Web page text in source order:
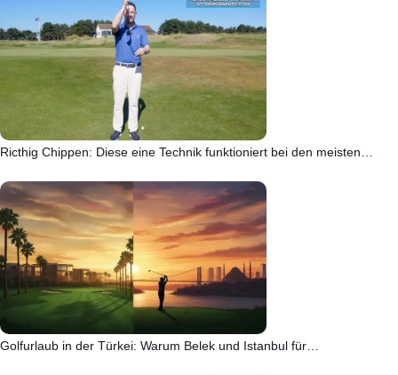
Ricthig Chippen: Diese eine Technik funktioniert bei den meisten…
Golfurlaub in der Türkei: Warum Belek und Istanbul für…